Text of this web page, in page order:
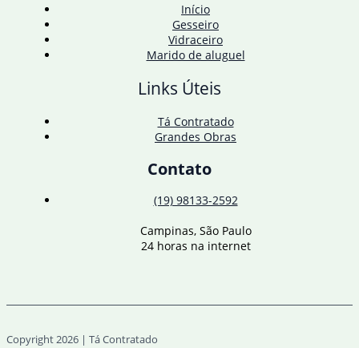
Início
Gesseiro
Vidraceiro
Marido de aluguel
Links Úteis
Tá Contratado
Grandes Obras
Contato
(19) 98133-2592
Campinas, São Paulo
24 horas na internet
Copyright 2026 | Tá Contratado